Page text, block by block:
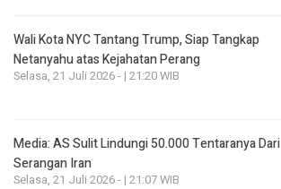
Wali Kota NYC Tantang Trump, Siap Tangkap
Netanyahu atas Kejahatan Perang
Selasa, 21 Juli 2026 - | 21:20 WIB
Media: AS Sulit Lindungi 50.000 Tentaranya Dari
Serangan Iran
Selasa, 21 Juli 2026 - | 21:07 WIB